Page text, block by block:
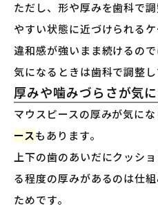
ただし、形や厚みを歯科で
やすい状態に近づけられる
違和感が強いまま続けるの
気になるときは歯科で調整し
厚みや噛みづらさが気
マウスピースの厚みが気にな
ースもあります。
上下の歯のあいだにクッシ
る程度の厚みがあるのは仕
ためです。